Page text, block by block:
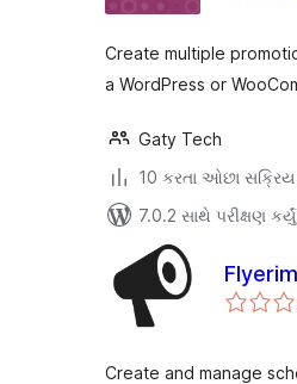
Create multiple
a WordPress or
Gaty Tech
10 કરતા ઓછા સક્રિય
7.0.2 સાથે પરીક્ષણ
Create and manage